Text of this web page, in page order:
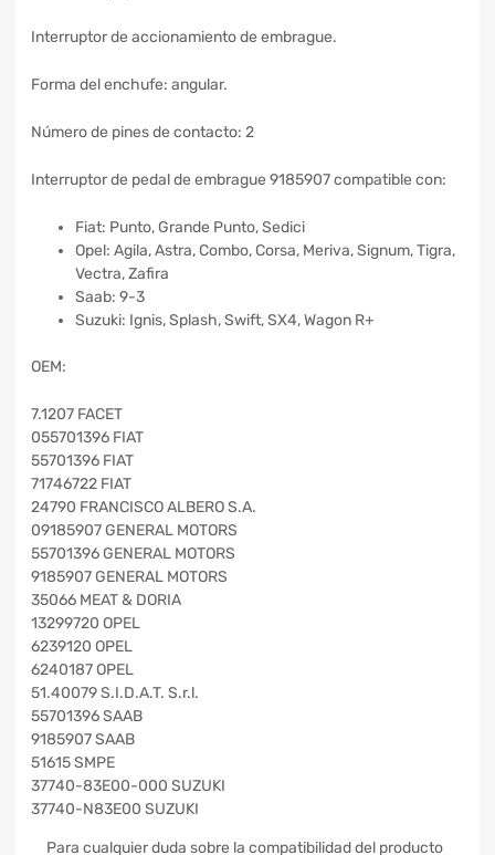
Interruptor de accionamiento de embrague.
Forma del enchufe: angular.
Número de pines de contacto: 2
Interruptor de pedal de embrague 9185907 compatible con:
Fiat: Punto, Grande Punto, Sedici
Opel: Agila, Astra, Combo, Corsa, Meriva, Signum, Tigra,
Vectra, Zafira
Saab: 9-3
Suzuki: Ignis, Splash, Swift, SX4, Wagon R+
OEM:
7.1207 FACET
055701396 FIAT
55701396 FIAT
71746722 FIAT
24790 FRANCISCO ALBERO S.A.
09185907 GENERAL MOTORS
55701396 GENERAL MOTORS
9185907 GENERAL MOTORS
35066 MEAT & DORIA
13299720 OPEL
6239120 OPEL
6240187 OPEL
51.40079 S.I.D.A.T. S.r.l.
55701396 SAAB
9185907 SAAB
51615 SMPE
37740-83E00-000 SUZUKI
37740-N83E00 SUZUKI
Para cualquier duda sobre la compatibilidad del producto